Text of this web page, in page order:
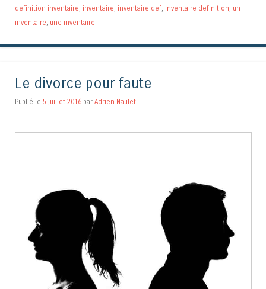
definition inventaire, inventaire, inventaire def, inventaire definition, un
inventaire, une inventaire
Le divorce pour faute
Publié le 5 juillet 2016 par Adrien Naulet